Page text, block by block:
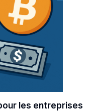
les entreprises